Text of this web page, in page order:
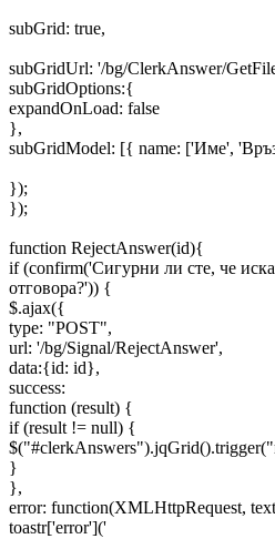
subGrid: true,
subGridUrl: '/bg/ClerkAnswer/
subGridOptions:{
expandOnLoad: false
},
subGridModel: [{ name: ['Име',
});
});
function RejectAnswer(id){
if (confirm('Сигурни ли сте, че
отговора?')) {
$.ajax({
type: "POST",
url: '/bg/Signal/RejectAnswer',
data:{id: id},
success:
function (result) {
if (result != null) {
}
},
error: function(XMLHttpRequest,
toastr['error']('